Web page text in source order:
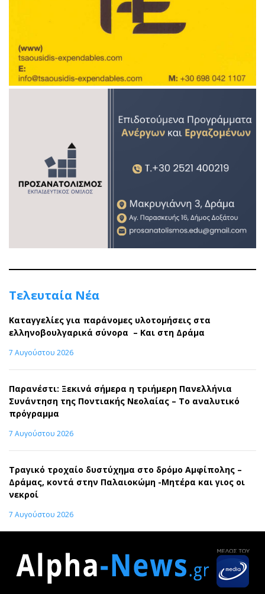
Τελευταία Νέα
Καταγγελίες για παράνομες υλοτομήσεις στα
ελληνοβουλγαρικά σύνορα – Και στη Δράμα
7 Αυγούστου 2026
Παρανέστι: Ξεκινά σήμερα η τριήμερη Πανελλήνια
Συνάντηση της Ποντιακής Νεολαίας – Το αναλυτικό
πρόγραμμα
7 Αυγούστου 2026
Τραγικό τροχαίο δυστύχημα στο δρόμο Αμφίπολης –
Δράμας, κοντά στην Παλαιοκώμη -Μητέρα και γιος οι
νεκροί
7 Αυγούστου 2026